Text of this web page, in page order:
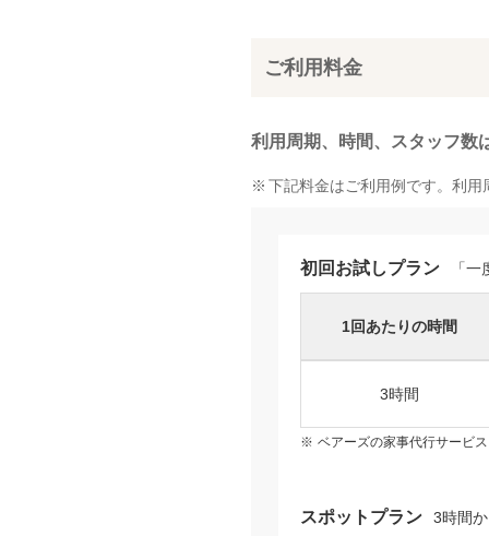
ご利用料金
利用周期、時間、スタッフ数
下記料金はご利用例です。利
初回お試しプラン 「
1回あたりの時間
3時間
ベアーズの家事代行サービ
スポットプラン 3時間